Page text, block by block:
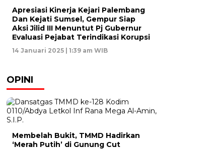
Apresiasi Kinerja Kejari Palembang
Dan Kejati Sumsel, Gempur Siap
Aksi Jilid III Menuntut Pj Gubernur
Evaluasi Pejabat Terindikasi Korupsi
14 Januari 2025 | 1:39 am WIB
OPINI
Membelah Bukit, TMMD Hadirkan
‘Merah Putih’ di Gunung Cut